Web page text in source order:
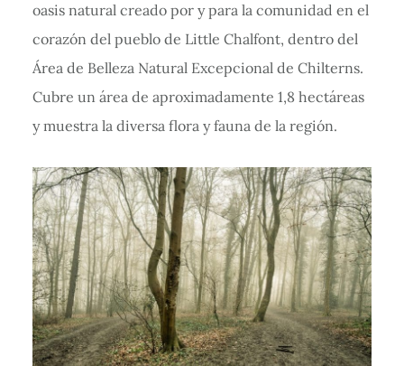
oasis natural creado por y para la comunidad en el
corazón del pueblo de Little Chalfont, dentro del
Área de Belleza Natural Excepcional de Chilterns.
Cubre un área de aproximadamente 1,8 hectáreas
y muestra la diversa flora y fauna de la región.